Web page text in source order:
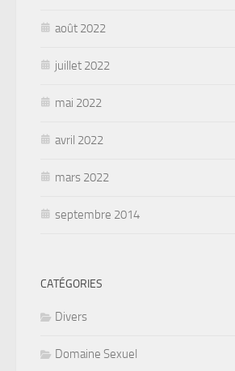
août 2022
juillet 2022
mai 2022
avril 2022
mars 2022
septembre 2014
CATÉGORIES
Divers
Domaine Sexuel